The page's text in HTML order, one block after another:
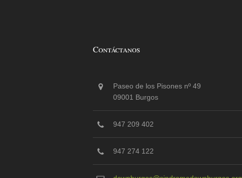
Contáctanos
Paseo de los Pisones nº 49
09001 Burgos
947 209 402
947 274 122